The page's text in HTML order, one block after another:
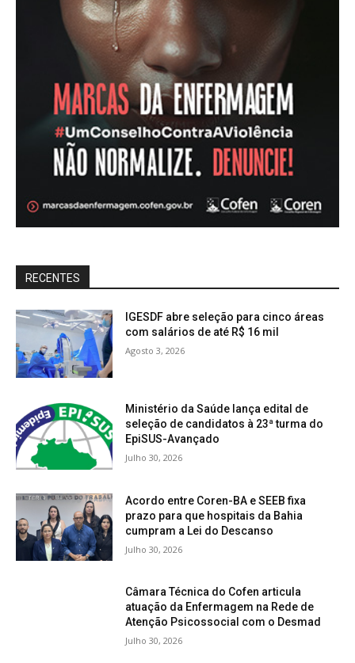
RECENTES
IGESDF abre seleção para cinco áreas
com salários de até R$ 16 mil
Agosto 3, 2026
Ministério da Saúde lança edital de
seleção de candidatos à 23ª turma do
EpiSUS-Avançado
Julho 30, 2026
Acordo entre Coren-BA e SEEB fixa
prazo para que hospitais da Bahia
cumpram a Lei do Descanso
Julho 30, 2026
Câmara Técnica do Cofen articula
atuação da Enfermagem na Rede de
Atenção Psicossocial com o Desmad
Julho 30, 2026